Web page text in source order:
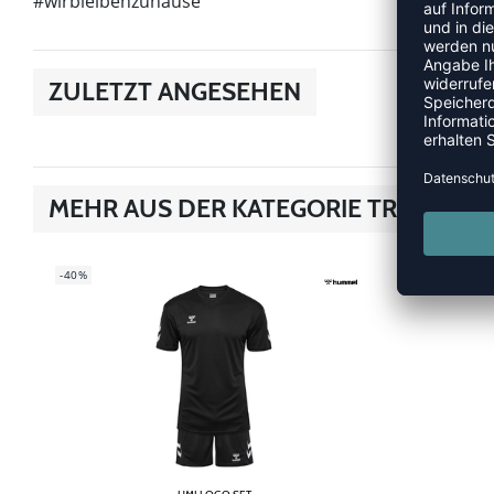
ZULETZT ANGESEHEN
MEHR AUS DER KATEGORIE TRIKOTS
-40%